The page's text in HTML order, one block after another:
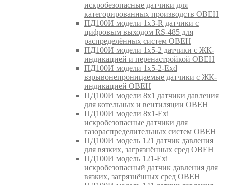
искробезопасные датчики для
категорированных производств ОВЕН
ПД100И модели 1х3-R датчики с
цифровым выходом RS-485 для
распределённых систем ОВЕН
ПД100И модели 1х5-2 датчики с ЖК-
индикацией и перенастройкой ОВЕН
ПД100И модели 1х5-2-Exd
взрывонепроницаемые датчики с ЖК-
индикацией ОВЕН
ПД100И модели 8х1 датчики давления
для котельных и вентиляции ОВЕН
ПД100И модели 8х1-Exi
искробезопасные датчики для
газораспределительных систем ОВЕН
ПД100И модель 121 датчик давления
для вязких, загрязнённых сред ОВЕН
ПД100И модель 121-Exi
искробезопасный датчик давления для
вязких, загрязнённых сред ОВЕН